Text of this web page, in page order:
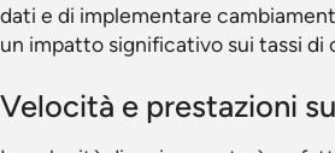
dati e di implementare
un impatto significativo sui tassi di
Velocità e prestazioni